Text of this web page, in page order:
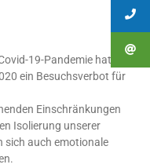
19-Pandemie hat
ein Besuchsverbot für
Einschränkungen
Isolierung unserer
sich auch emotionale